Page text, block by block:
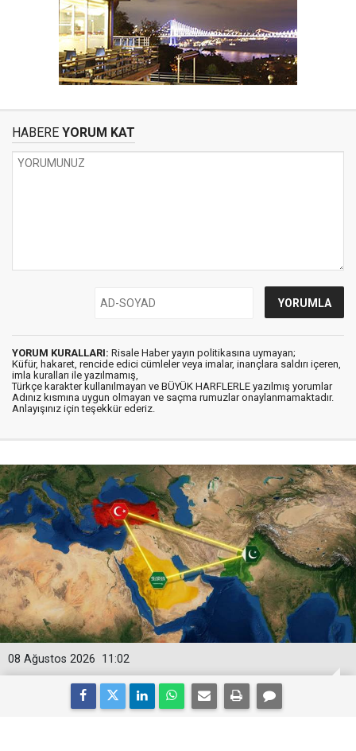
HABERE YORUM KAT
YORUM KURALLARI: Risale Haber yayın politikasına uymayan;
Küfür, hakaret, rencide edici cümleler veya imalar, inançlara saldırı içeren,
imla kuralları ile yazılmamış,
Türkçe karakter kullanılmayan ve BÜYÜK HARFLERLE yazılmış yorumlar
Adınız kısmına uygun olmayan ve saçma rumuzlar onaylanmamaktadır.
Anlayışınız için teşekkür ederiz.
11:02
08 Ağustos 2026